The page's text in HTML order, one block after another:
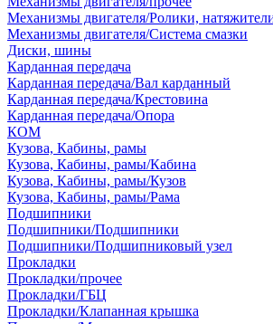
Механизмы двигателя/Ролики,
Механизмы двигателя/Система смазки
Диски, шины
Карданная передача
Карданная передача/Вал карданный
Карданная передача/Крестовина
Карданная передача/Опора
КОМ
Кузова, Кабины, рамы
Кузова, Кабины, рамы/Кабина
Кузова, Кабины, рамы/Кузов
Кузова, Кабины, рамы/Рама
Подшипники
Подшипники/Подшипники
Подшипники/Подшипниковый узел
Прокладки
Прокладки/прочее
Прокладки/ГБЦ
Прокладки/Клапанная крышка